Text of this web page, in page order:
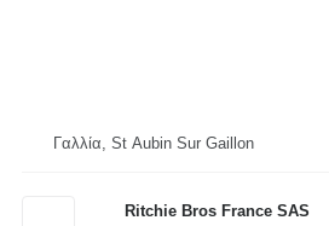
Γαλλία, St Aubin Sur Gaillon
Ritchie Bros France SAS